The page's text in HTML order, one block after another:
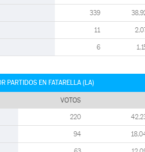
339
11
6
PARTIDOS EN FATARELLA (LA)
VOTOS
220
94